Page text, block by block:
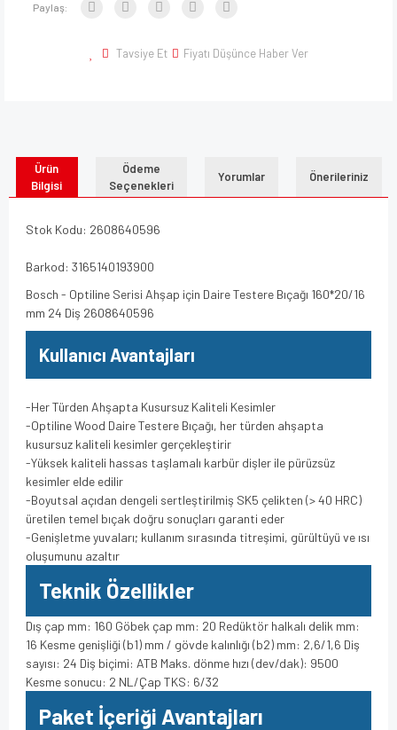
Paylaş:
Tavsiye Et Fiyatı Düşünce Haber Ver
Ürün
Bilgisi
Ödeme
Seçenekleri
Yorumlar Önerileriniz
Stok Kodu: 2608640596
Barkod: 3165140193900
Bosch - Optiline Serisi Ahşap için Daire Testere Bıçağı 160*20/16
mm 24 Diş 2608640596
Kullanıcı Avantajları
-Her Türden Ahşapta Kusursuz Kaliteli Kesimler
-Optiline Wood Daire Testere Bıçağı, her türden ahşapta
kusursuz kaliteli kesimler gerçekleştirir
-Yüksek kaliteli hassas taşlamalı karbür dişler ile pürüzsüz
kesimler elde edilir
-Boyutsal açıdan dengeli sertleştirilmiş SK5 çelikten (> 40 HRC)
üretilen temel bıçak doğru sonuçları garanti eder
-Genişletme yuvaları; kullanım sırasında titreşimi, gürültüyü ve ısı
oluşumunu azaltır
Teknik Özellikler
Dış çap mm: 160 Göbek çap mm: 20 Redüktör halkalı delik mm:
16 Kesme genişliği (b1) mm / gövde kalınlığı (b2) mm: 2,6/1,6 Diş
sayısı: 24 Diş biçimi: ATB Maks. dönme hızı (dev/dak): 9500
Kesme sonucu: 2 NL/Çap TKS: 6/32
Paket İçeriği Avantajları